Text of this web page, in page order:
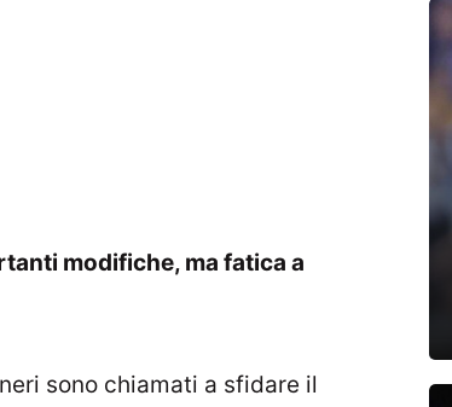
modifiche, ma fatica a
sono chiamati a sfidare il